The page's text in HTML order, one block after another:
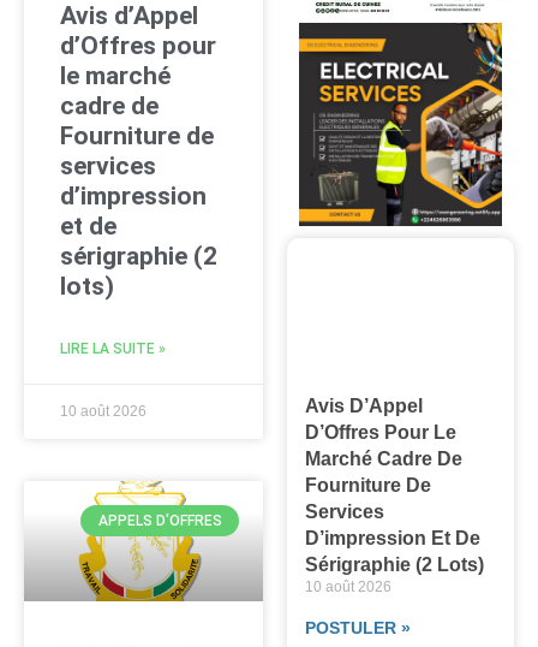
Avis d’Appel
d’Offres pour
le marché
cadre de
Fourniture de
services
d’impression
et de
sérigraphie (2
lots)
LIRE LA SUITE »
10 août 2026
APPELS D'OFFRES
Avis D’Appel
D’Offres Pour Le
Marché Cadre De
Fourniture De
Services
D’impression Et De
Sérigraphie (2 Lots)
10 août 2026
POSTULER »